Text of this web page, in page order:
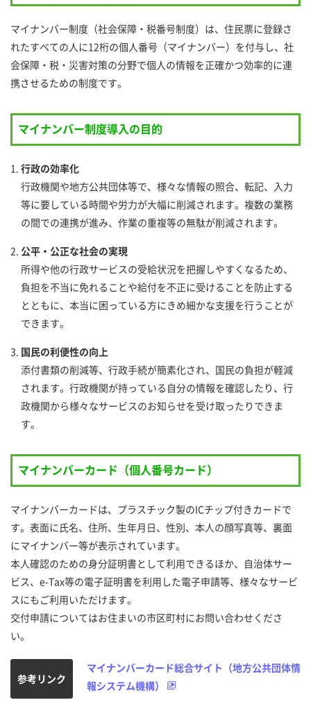
係)
保
険
証
関
申
請
類
一
覧
各
手
続
き
よ
く
る
質
問
健保案
内
マイナンバー制度（社会保障・税番号制度）は、住民票に登録さ
れたすべての人に12桁の個人番号（マイナンバー）を付与し、社
会保障・税・災害対策の分野で個人の情報を正確かつ効率的に連
携させるための制度です。
マイナンバー制度導入の目的
行政の効率化
行政機関や地方公共団体等で、様々な情報の照合、転記、入力
等に要している時間や労力が大幅に削減されます。複数の業務
の間での連携が進み、作業の重複等の無駄が削減されます。
公平・公正な社会の実現
所得や他の行政サービスの受給状況を把握しやすくなるため、
負担を不当に免れることや給付を不正に受けることを防止する
とともに、本当に困っている方にきめ細かな支援を行うことが
できます。
国民の利便性の向上
添付書類の削減等、行政手続が簡素化され、国民の負担が軽減
されます。行政機関が持っている自分の情報を確認したり、行
政機関から様々なサービスのお知らせを受け取ったりできま
す。
マイナンバーカード（個人番号カード）
マイナンバーカードは、プラスチック製のICチップ付きカードで
す。表面に氏名、住所、生年月日、性別、本人の顔写真等、裏面
にマイナンバー等が表示されています。
本人確認のための身分証明書として利用できるほか、自治体サー
ビス、e-Tax等の電子証明書を利用した電子申請等、様々なサービ
スにもご利用いただけます。
交付申請についてはお住まいの市区町村にお問い合わせくださ
い。
参考リンク
マイナンバーカード総合サイト（地方公共団体情
報システム機構）